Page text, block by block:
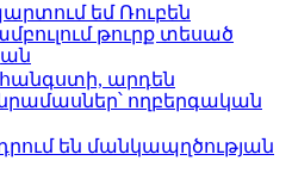
եմ Ռուբեն
թուրք տեսած
հանգստի, արդեն
ողբերգական
են մանկապղծության